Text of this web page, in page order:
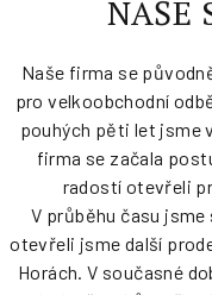
NAŠE
Naše firma se
pro velkoobchodní
pouhých pěti let jsme
firma se začala
radostí otevřeli
V průběhu času
otevřeli jsme další
Horách. V současné